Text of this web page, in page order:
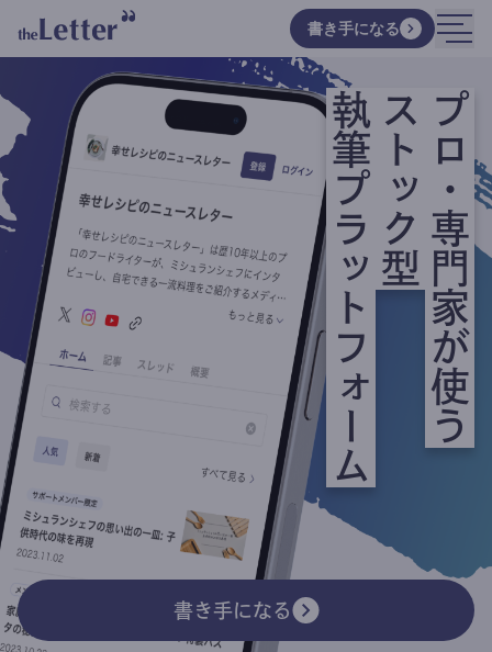
書き手になる
プロ・専門家が使う
ストック型
執筆プラットフォーム
書き手になる